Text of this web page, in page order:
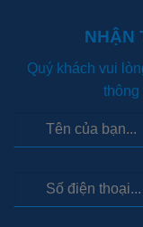
NHẬN
Quý khách vui
thông